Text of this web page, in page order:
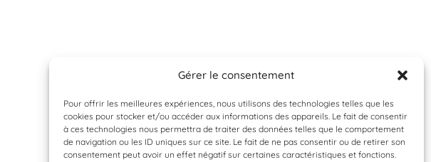
Gérer le consentement
Pour offrir les meilleures expériences, nous utilisons des technologies telles que les
cookies pour stocker et/ou accéder aux informations des appareils. Le fait de consentir
à ces technologies nous permettra de traiter des données telles que le comportement
de navigation ou les ID uniques sur ce site. Le fait de ne pas consentir ou de retirer son
consentement peut avoir un effet négatif sur certaines caractéristiques et fonctions.